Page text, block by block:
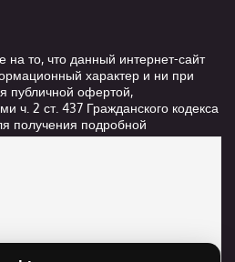
то, что данный интернет-сайт
характер и ни при
публичной офертой,
ч. 2 ст. 437 Гражданского кодекса
получения подробной
выполнения услуг,